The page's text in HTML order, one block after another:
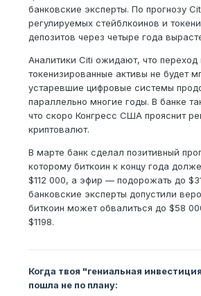
банковские эксперты. По прогнозу
регулируемых стейблкоинов и
депозитов через четыре года
Аналитики Citi ожидают, что переход
токенизированные активы не будет
устаревшие цифровые системы
параллельно многие годы. В банке
что скоро Конгресс США прояснит
криптовалют.
В марте банк сделал позитивный
которому биткоин к концу года
$112 000, а эфир — подорожать до
банковские эксперты допустили
биткоин может обвалиться до $58
$1198.
Когда твоя "гениальная
пошла не по плану: